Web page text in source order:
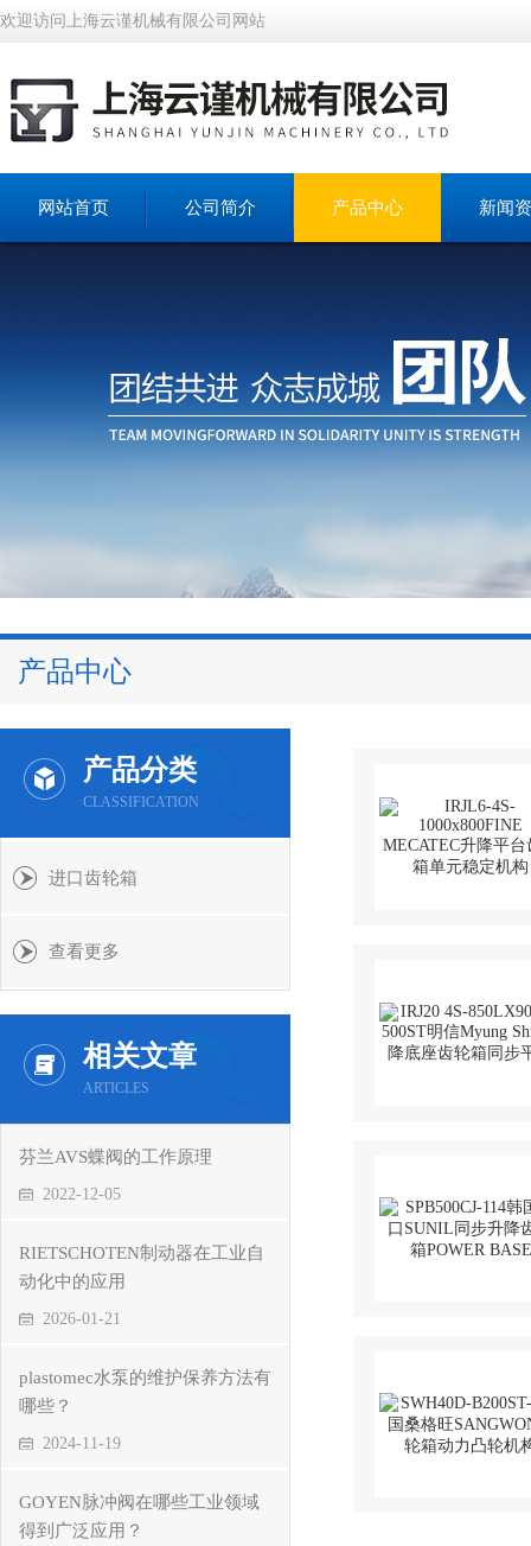
欢迎访问上海云谨机械有限公司网站
网站首页 公司简介 产品中心 新闻
产品中心
产品分类
CLASSIFICATION
进口齿轮箱
查看更多
相关文章
ARTICLES
芬兰AVS蝶阀的工作原理
2022-12-05
RIETSCHOTEN制动器在工业自
动化中的应用
2026-01-21
plastomec水泵的维护保养方法有
哪些？
2024-11-19
GOYEN脉冲阀在哪些工业领域
得到广泛应用？